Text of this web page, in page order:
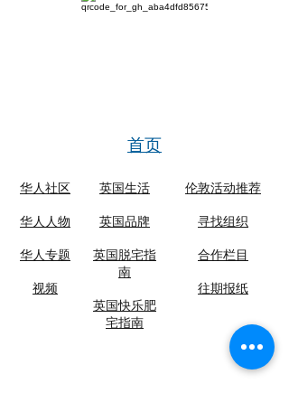
首页
华人社区
华人人物
华人专题
视频
英国生活​
英国品牌
英国脱宅指
南
英国快乐肥
宅指南
伦敦活动推荐
​寻找组织
合作栏目
​往期报纸